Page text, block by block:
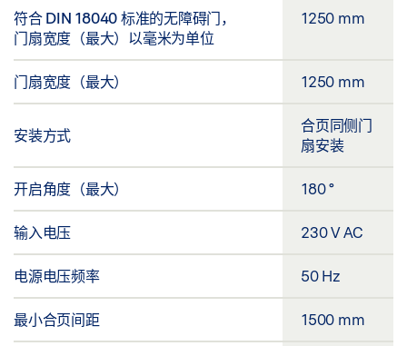
符合 DIN 18040 标准的无障碍门，
门扇宽度（最大）以毫米为单位
1250 mm
门扇宽度（最大） 1250 mm
安装方式
合页同侧门
扇安装
开启角度（最大） 180 °
输入电压 230 V AC
电源电压频率 50 Hz
最小合页间距 1500 mm